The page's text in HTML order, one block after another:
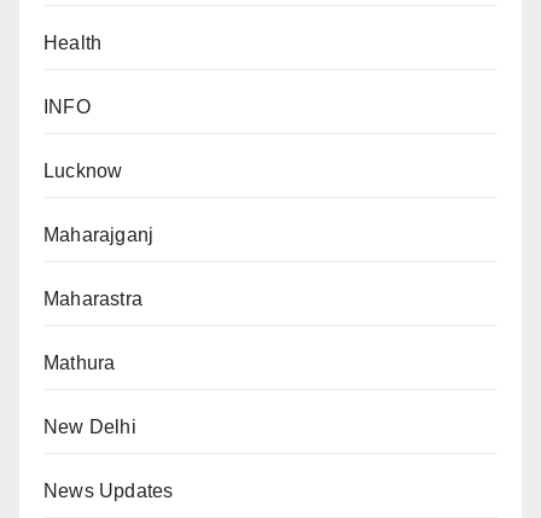
Health
INFO
Lucknow
Maharajganj
Maharastra
Mathura
New Delhi
News Updates